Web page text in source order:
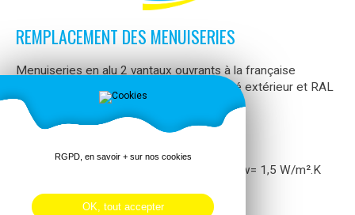
REMPLACEMENT DES MENUISERIES
Menuiseries en alu 2 vantaux ouvrants à la française
● Bicoloration RAL 7016 Gris foncé satiné extérieur et RAL
9016 Blanc Satiné intérieur
● Design carré
● Vitrage 44-2/we 18/TBE 4 avec argon
● Coefficient de transmission thermique Uw= 1,5 W/m².K
RGPD, en savoir + sur nos cookies
OK, tout accepter